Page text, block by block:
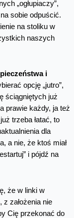
„ogłupiaczy”,
sobie odpuścić.
na stoliku w
naszych
i
opcję „jutro”,
ściągniętych już
prawie każdy, ja też
trzeba łatać, to
dla
a nie, że ktoś miał
i pójdź na
że w linki w
z założenia nie
Cię przekonać do